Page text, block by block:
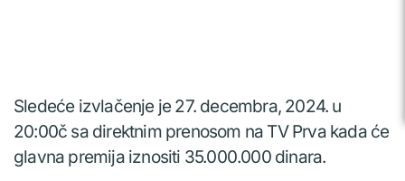
Sledeće izvlačenje je 27. decembra, 2024. u
20:00č sa direktnim prenosom na TV Prva kada će
glavna premija iznositi 35.000.000 dinara.